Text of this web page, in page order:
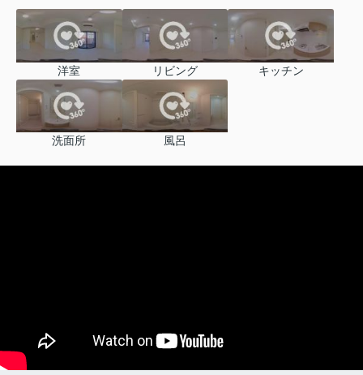
洋室 リビング キッチン
洗面所 風呂